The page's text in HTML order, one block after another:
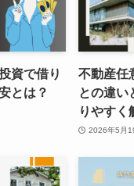
資で借り
とは？
不動産任
との違い
りやすく
2026年5月